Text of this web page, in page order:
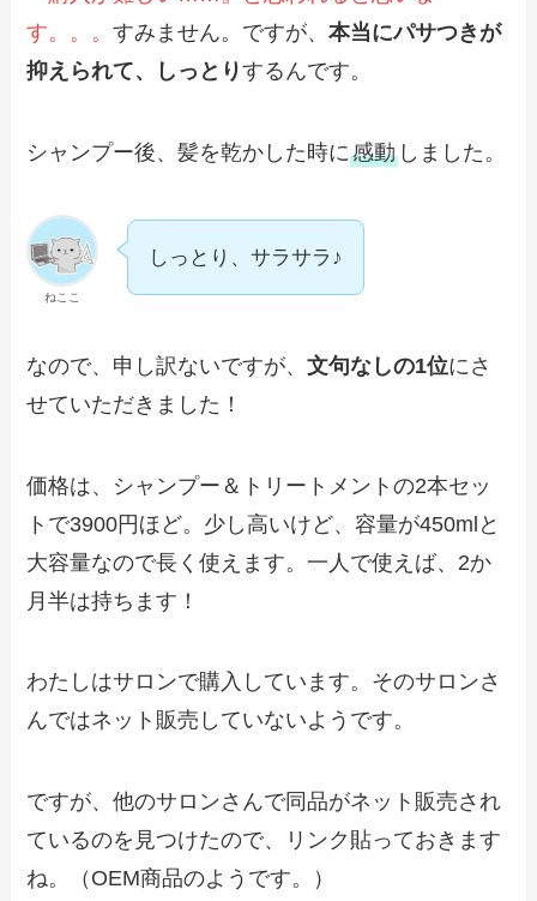
す。。。すみません。ですが、本当にパサつきが
抑えられて、しっとりするんです。
シャンプー後、髪を乾かした時に感動 しました。
ねここ
しっとり、サラサラ♪
なので、申し訳ないですが、文句なしの1位にさ
せていただきました！
価格は、シャンプー＆トリートメントの2本セッ
トで3900円ほど。少し高いけど、容量が450mlと
大容量なので長く使えます。一人で使えば、2か
月半は持ちます！
わたしはサロンで購入しています。そのサロンさ
んではネット販売していないようです。
ですが、他のサロンさんで同品がネット販売され
ているのを見つけたので、リンク貼っておきます
ね。（OEM商品のようです。）